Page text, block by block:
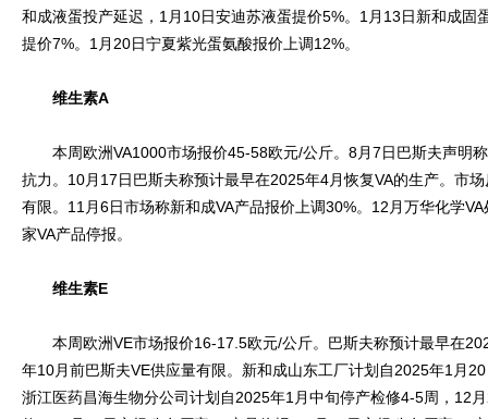
和成液蛋投产延迟，1月10日安迪苏液蛋提价5%。1月13日新和成固
提价7%。1月20日宁夏紫光蛋氨酸报价上调12%。
维生素A
本周欧洲VA1000市场报价45-58欧元/公斤。8月7日巴斯夫声明称
抗力。10月17日巴斯夫称预计最早在2025年4月恢复VA的生产。市
有限。11月6日市场称新和成VA产品报价上调30%。12月万华化学
家VA产品停报。
维生素E
本周欧洲VE市场报价16-17.5欧元/公斤。巴斯夫称预计最早在
年10月前巴斯夫VE供应量有限。新和成山东工厂计划自2025年1月
浙江医药昌海生物分公司计划自2025年1月中旬停产检修4-5周，12